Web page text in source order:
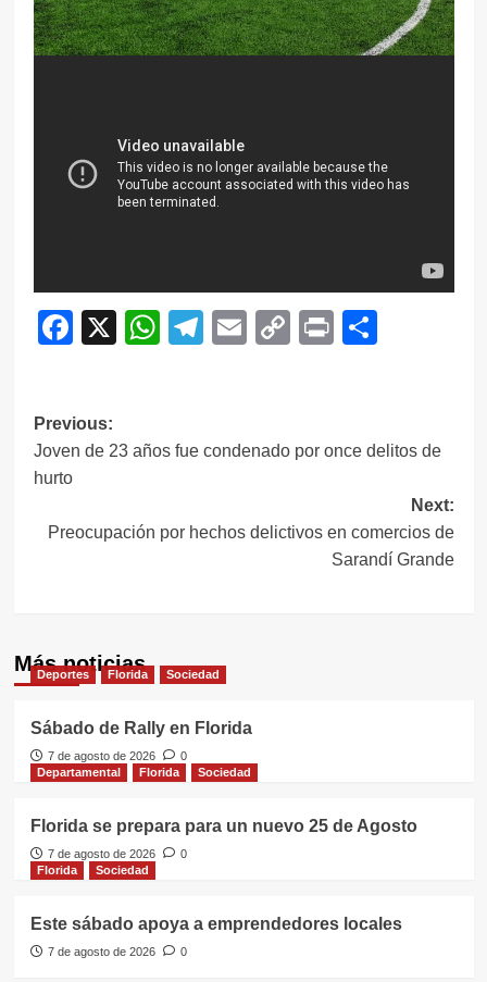
Facebook
X WhatsApp
Telegram
EmailCopy
Print
Navegación
de
Previous:
Joven de 23 años fue condenado por once delitos de
hurto
Next:
Preocupación por hechos delictivos en comercios de
Sarandí Grande
Más noticias
Deportes Florida Sociedad
Sábado de Rally en Florida
7 de agosto de 2026
0
Departamental
Florida Sociedad
Florida se prepara para un nuevo 25 de Agosto
7 de agosto de 2026
0
Florida
Sociedad
Este sábado apoya a emprendedores locales
7 de agosto de 2026 0